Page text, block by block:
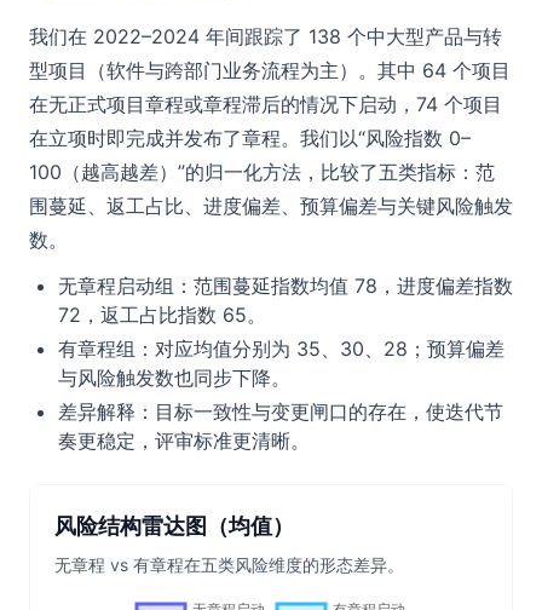
我们在 2022–2024 年间跟踪了 138 个中大型产品与转
型项目（软件与跨部门业务流程为主）。其中 64 个项目
在无正式项目章程或章程滞后的情况下启动，74 个项目
在立项时即完成并发布了章程。我们以“风险指数 0–
100（越高越差）”的归一化方法，比较了五类指标：范
围蔓延、返工占比、进度偏差、预算偏差与关键风险触发
数。
无章程启动组：范围蔓延指数均值 78，进度偏差指数
72，返工占比指数 65。
有章程组：对应均值分别为 35、30、28；预算偏差
与风险触发数也同步下降。
差异解释：目标一致性与变更闸口的存在，使迭代节
奏更稳定，评审标准更清晰。
风险结构雷达图（均值）
无章程 vs 有章程在五类风险维度的形态差异。